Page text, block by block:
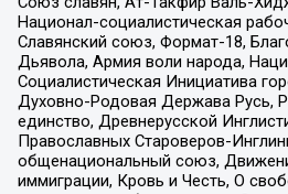
Национал-социалистическая
Славянский союз, Формат-18,
Дьявола, Армия воли народа,
Социалистическая Инициатива
Духовно-Родовая Держава Русь,
единство, Древнерусской
Православных Староверов-
общенациональный союз,
иммиграции, Кровь и Честь, О